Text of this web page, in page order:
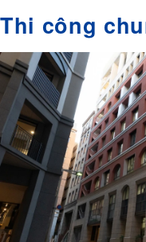
Thi công